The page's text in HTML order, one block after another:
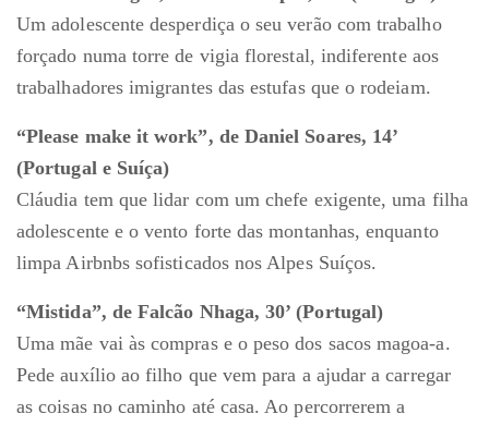
Um adolescente desperdiça o seu verão com trabalho
forçado numa torre de vigia florestal, indiferente aos
trabalhadores imigrantes das estufas que o rodeiam.
“Please make it work”, de Daniel Soares, 14’
(Portugal e Suíça)
Cláudia tem que lidar com um chefe exigente, uma filha
adolescente e o vento forte das montanhas, enquanto
limpa Airbnbs sofisticados nos Alpes Suíços.
“Mistida”, de Falcão Nhaga, 30’ (Portugal)
Uma mãe vai às compras e o peso dos sacos magoa-a.
Pede auxílio ao filho que vem para a ajudar a carregar
as coisas no caminho até casa. Ao percorrerem a